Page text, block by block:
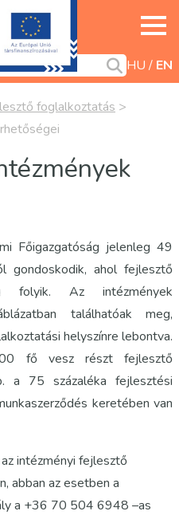
HU EN
foglalkoztatás >
Főigazgatóság jelenleg 49
gondoskodik, ahol fejlesztő
folyik. Az intézmények
találhatóak meg,
helyszínre lebontva.
fő vesz részt fejlesztő
a 75 százaléka fejlesztési
keretében van
intézményi fejlesztő
abban az esetben a
a +36 70 504 6948 –as